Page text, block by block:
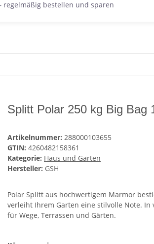
regelmäßig bestellen und sparen
Splitt Polar 250 kg Big Bag
Artikelnummer: 288000103655
GTIN: 4260482158361
Kategorie: Haus und Garten
Hersteller: GSH
Polar Splitt aus hochwertigem Marmor
verleiht Ihrem Garten eine stilvolle Note.
für Wege, Terrassen und Gärten.